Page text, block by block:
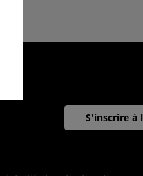
S'inscrire à